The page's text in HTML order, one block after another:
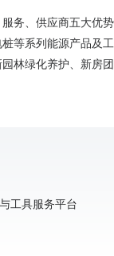
务、供应商五大优
等系列能源产品
林绿化养护、新房
工具服务平台